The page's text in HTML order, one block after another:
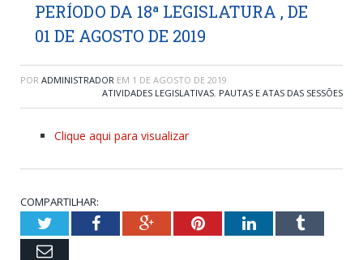
PERÍODO DA 18ª LEGISLATURA , DE
01 DE AGOSTO DE 2019
POR ADMINISTRADOR EM 1 DE AGOSTO DE 2019
ATIVIDADES LEGISLATIVAS, PAUTAS E ATAS DAS SESSÕES
Clique aqui para visualizar
COMPARTILHAR:
TwitterFacebookGoogle+PinterestLinkedInTumblr
Email